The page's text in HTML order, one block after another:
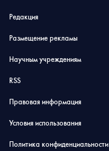
Редакция
Размещение рекламы
Научным учреждениям
RSS
Правовая информация
Условия использования
Политика конфиденциальности